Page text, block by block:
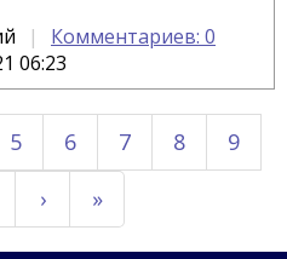
Комментариев: 0
06:23
5 6 7 8
9
› »